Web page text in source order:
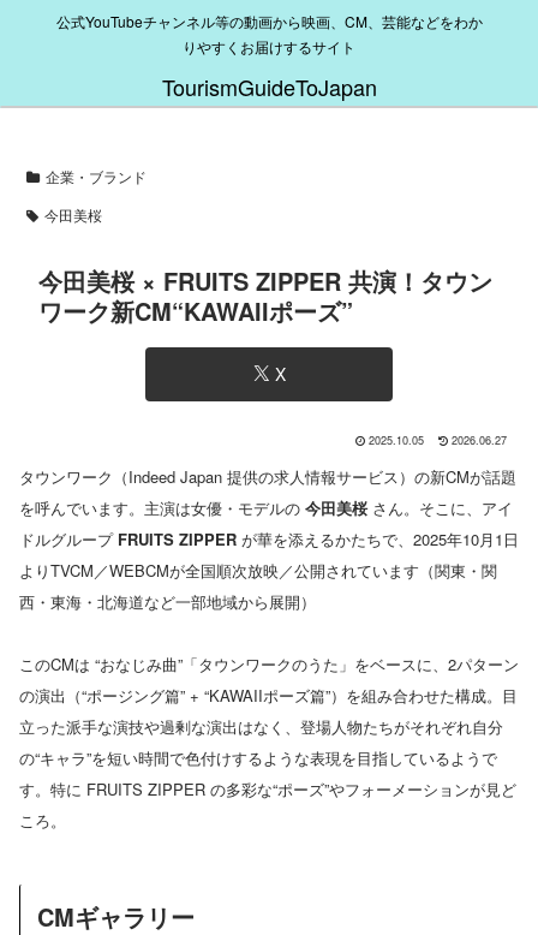
公式YouTubeチャンネル等の動画から映画、CM、芸能などをわか
りやすくお届けするサイト
TourismGuideToJapan
企業・ブランド
今田美桜
今田美桜 × FRUITS ZIPPER 共演！タウン
ワーク新CM“KAWAIIポーズ”
X
2025.10.05 2026.06.27
タウンワーク（Indeed Japan 提供の求人情報サービス）の新CMが話題
を呼んでいます。主演は女優・モデルの 今田美桜さん。そこに、アイ
ドルグループ FRUITS ZIPPER が華を添えるかたちで、2025年10月1日
よりTVCM／WEBCMが全国順次放映／公開されています（関東・関
西・東海・北海道など一部地域から展開）
このCMは “おなじみ曲”「タウンワークのうた」をベースに、2パターン
の演出（“ポージング篇” + “KAWAIIポーズ篇”）を組み合わせた構成。目
立った派手な演技や過剰な演出はなく、登場人物たちがそれぞれ自分
の“キャラ”を短い時間で色付けするような表現を目指しているようで
す。特に FRUITS ZIPPER の多彩な“ポーズ”やフォーメーションが見ど
ころ。
CMギャラリー